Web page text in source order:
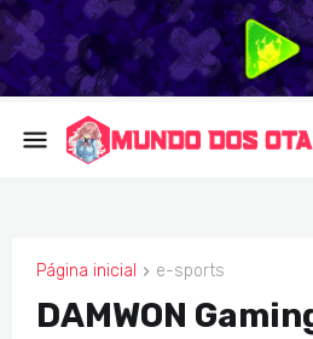
Página inicial e-sports
E-SPORTS
DAMWON